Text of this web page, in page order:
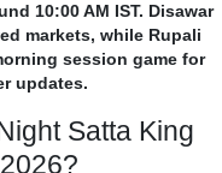
10:00 AM IST. Disawar
markets, while Rupali
session game for
updates.
Satta King